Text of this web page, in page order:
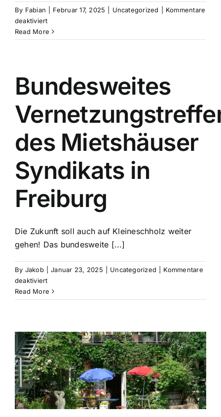
By Fabian Februar 17, 2025 Uncategorized
Kommentare
deaktiviertfür
Direktkreditsammlung
geht
es
alle
Read More
Bundesweites
des Mietshäuser
Syndikats in
Freiburg
Die Zukunft soll auch auf Kleineschholz weiter
gehen! Das bundesweite [...]
By Jakob Januar 23, 2025 Uncategorized
Kommentare
deaktiviertfür
Bundesweites
Vernetzungstreffen
Syndikats
in
Freiburg
Read More